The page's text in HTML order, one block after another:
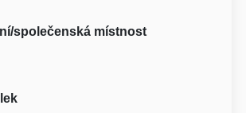
společenská místnost